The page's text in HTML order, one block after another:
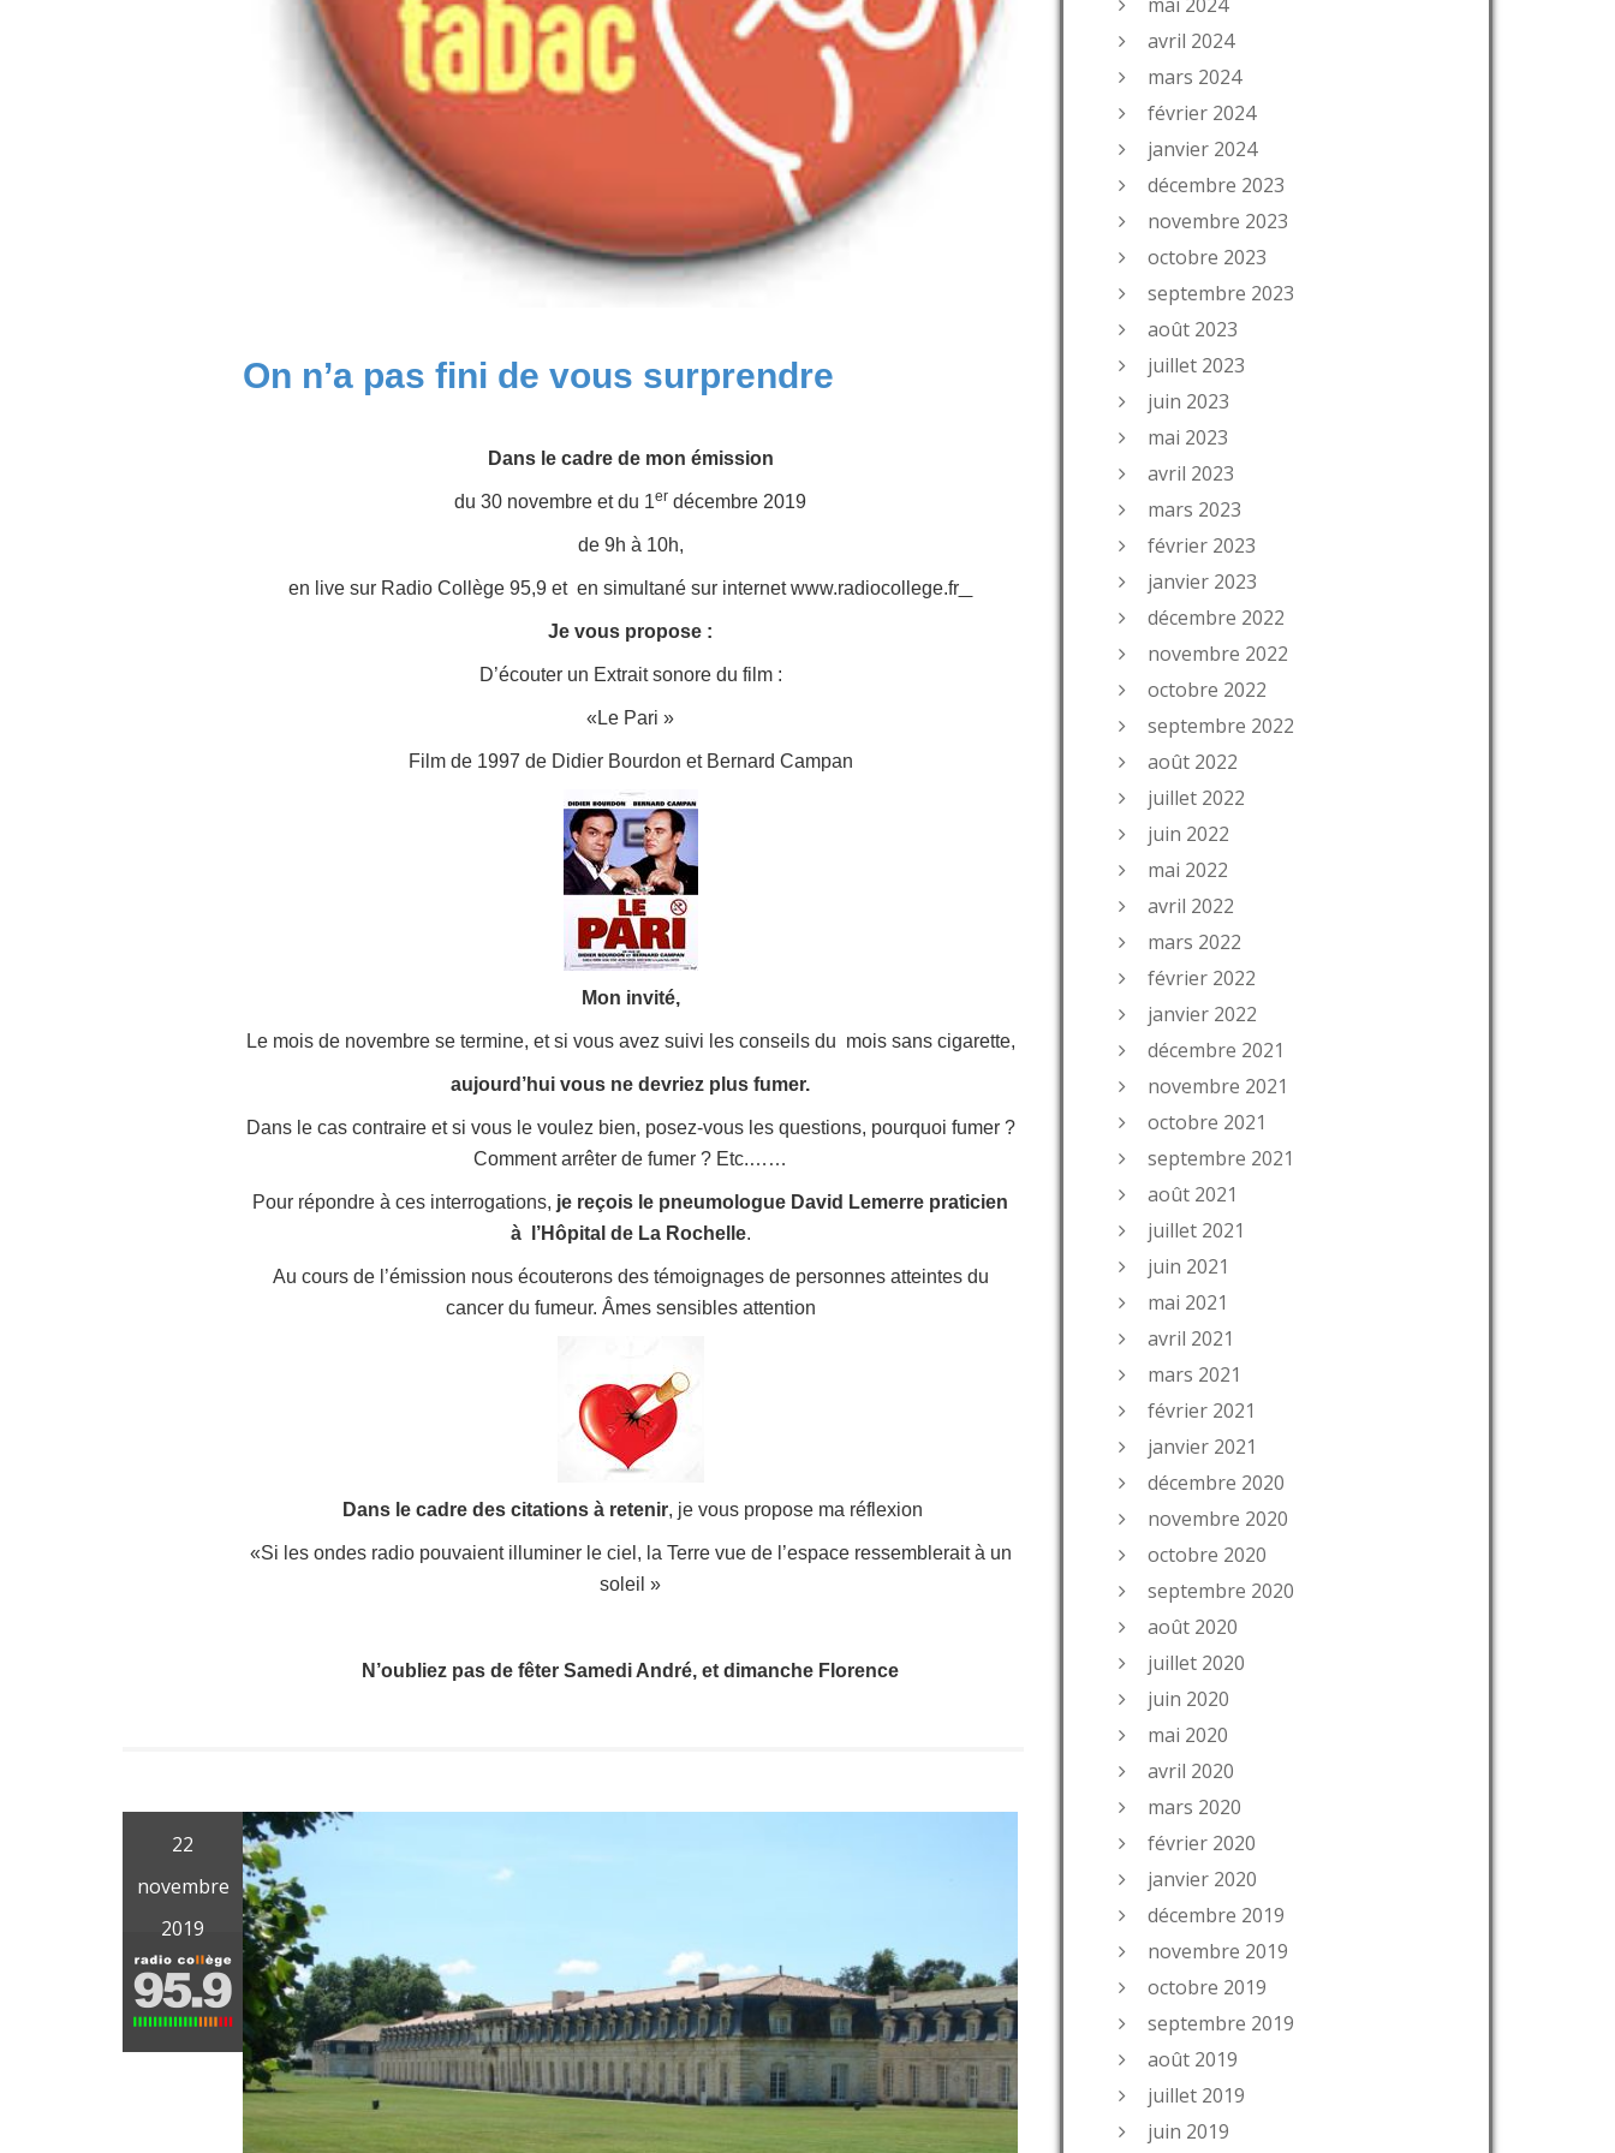
On n’a pas fini de vous surprendre
Dans le cadre de mon émission
du 30 novembre et du 1er décembre 2019
de 9h à 10h,
en live sur Radio Collège 95,9 et en simultané sur internetwww.radiocollege.fr
Je vous propose :
D’écouter un Extrait sonore du film :
«Le Pari »
Film de 1997 de Didier Bourdon et Bernard Campan
Mon invité,
Le mois de novembre se termine, et si vous avez suivi les conseils du mois sans cigarette,
aujourd’hui vous ne devriez plus fumer.
Dans le cas contraire et si vous le voulez bien, posez-vous les questions, pourquoi fumer ?
Comment arrêter de fumer ? Etc.……
Pour répondre à ces interrogations, je reçois le pneumologue David Lemerre praticien
à l’Hôpital de La Rochelle.
Au cours de l’émission nous écouterons des témoignages de personnes atteintes du
cancer du fumeur. Âmes sensibles attention
Dans le cadre des citations à retenir, je vous propose ma réflexion
«Si les ondes radio pouvaient illuminer le ciel, la Terre vue de l’espace ressemblerait à un
soleil »
N’oubliez pas de fêter Samedi André, et dimanche Florence
22
novembre
2019
avril 2024
mars 2024
février 2024
janvier 2024
décembre 2023
novembre 2023
octobre 2023
septembre 2023
août 2023
juillet 2023
juin 2023
mai 2023
avril 2023
mars 2023
février 2023
janvier 2023
décembre 2022
novembre 2022
octobre 2022
septembre 2022
août 2022
juillet 2022
juin 2022
mai 2022
avril 2022
mars 2022
février 2022
janvier 2022
décembre 2021
novembre 2021
octobre 2021
septembre 2021
août 2021
juillet 2021
juin 2021
mai 2021
avril 2021
mars 2021
février 2021
janvier 2021
décembre 2020
novembre 2020
octobre 2020
septembre 2020
août 2020
juillet 2020
juin 2020
mai 2020
avril 2020
mars 2020
février 2020
janvier 2020
décembre 2019
novembre 2019
octobre 2019
septembre 2019
août 2019
juillet 2019
juin 2019